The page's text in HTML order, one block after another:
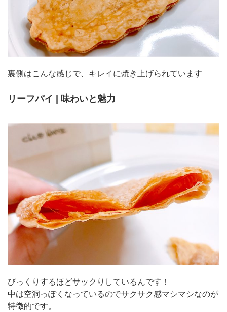
裏側はこんな感じで、キレイに焼き上げられています
リーフパイ | 味わいと魅力
びっくりするほどサックりしているんです！
中は空洞っぽくなっているのでサクサク感マシマシなのが
特徴的です。